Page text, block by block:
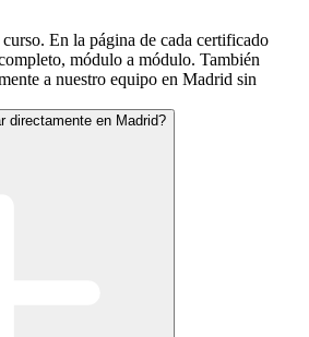
En la página de cada certificado
módulo a módulo. También
a nuestro equipo en Madrid sin
directamente en Madrid?